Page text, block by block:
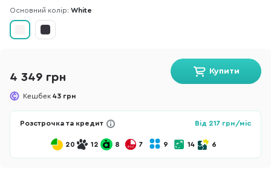
Основний колір: White
4 349 грн
Кешбек 43 грн
Купити
Розстрочка та кредит Від 217 грн/міс
20 12 8 7 9 14 6